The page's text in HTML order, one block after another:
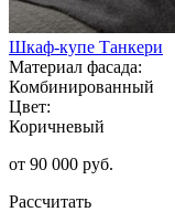
Шкаф-купе Танкери
Материал фасада:
Комбинированный
Цвет:
Коричневый
от 90 000 руб.
Рассчитать